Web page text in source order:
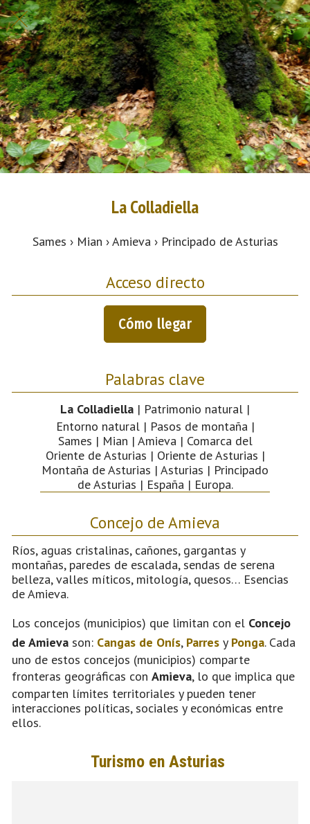
La Colladiella
Sames › Mian › Amieva › Principado de Asturias
Acceso directo
Cómo llegar
Palabras clave
La Colladiella | Patrimonio natural |
Entorno natural | Pasos de montaña |
Sames | Mian | Amieva | Comarca del
Oriente de Asturias | Oriente de Asturias |
Montaña de Asturias | Asturias | Principado
de Asturias | España | Europa.
Concejo de Amieva
Ríos, aguas cristalinas, cañones, gargantas y
montañas, paredes de escalada, sendas de serena
belleza, valles míticos, mitología, quesos… Esencias
de Amieva.
Los concejos (municipios) que limitan con el Concejo
de Amieva son: Cangas de Onís, Parres y Ponga. Cada
uno de estos concejos (municipios) comparte
fronteras geográficas con Amieva, lo que implica que
comparten límites territoriales y pueden tener
interacciones políticas, sociales y económicas entre
ellos.